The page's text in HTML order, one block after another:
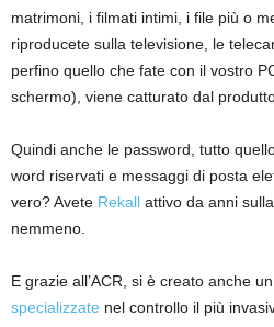
matrimoni, i filmati intimi, i file più o
riproducete sulla televisione, le
perfino quello che fate con il vostro
schermo), viene catturato dal
Quindi anche le password, tutto
word riservati e messaggi di posta
vero? Avete Rekall attivo da anni
nemmeno.
E grazie all’ACR, si è creato anche
specializzate nel controllo il più